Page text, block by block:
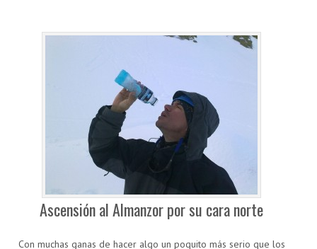
Ascensión al Almanzor por su cara norte
Con muchas ganas de hacer algo un poquito más serio que los